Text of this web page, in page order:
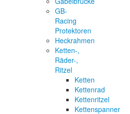
GB-
Racing
Protektoren
Heckrahmen
Ketten-,
Räder-,
Ritzel
Ketten
Kettenrad
Kettenritzel
Kettenspanner